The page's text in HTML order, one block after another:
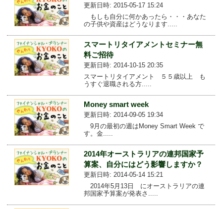
更新日時: 2015-05-17 15:24
もしも自分に何かあったら・・・あなた
の子供や資産はどうなります.....
スマートリタイアメントセミナー無
料ご招待
更新日時: 2014-10-15 20:35
スマートリタイアメント ５５歳以上 も
うすぐ退職される方.....
Money smart week
更新日時: 2014-09-05 19:34
9月の最初の週はMoney Smart Week で
す。金.....
2014年オーストラリアの連邦国家予
算案、自分にはどう影響しますか？
更新日時: 2014-05-14 15:21
2014年5月13日 にオーストラリアの連
邦国家予算案が発表さ.....